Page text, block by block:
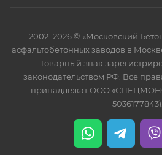
2002–2026 © «Московский
асфальтобетонных заводов в
Товарный знак
законодательством РФ. Все
принадлежат ООО
5036177843).